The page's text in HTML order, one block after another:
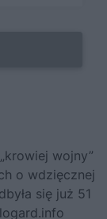
wojny”
o wdzięcznej
się już 51